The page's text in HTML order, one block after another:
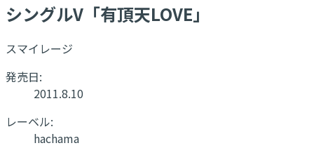
シングルV「有頂天LOVE」
スマイレージ
発売日:
2011.8.10
レーベル:
hachama